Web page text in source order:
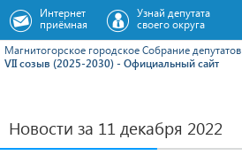
Магнитогорское городское Cобрание депутатов
VII созыв (2025-2030) - Официальный сайт
Интернет
приёмная
Узнай депутата
своего округа
Новости за 11 декабря 2022